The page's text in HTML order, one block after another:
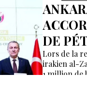
DE
Lors de la
irakien al-
1 million de